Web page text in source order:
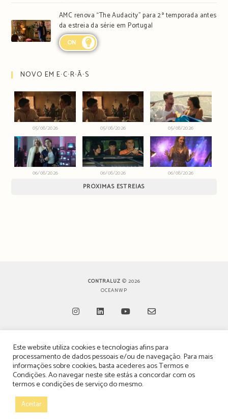
AMC renova “The Audacity” para 2ª temporada antes
da estreia da série em Portugal
ON
NOVO EM E∙C∙R∙Ã∙S
05/08/2026 05/08/2026 05/08/2026
06/08/2026 06/08/2026 06/08/2026
PRÓXIMAS ESTREIAS
CONTRALUZ © 2026
OCEANWP
in
a
new
in
a
new
tab
in
a
new
in
a
new
TERMOS, CONDIÇÕES & POLÍTICA DE PRIVACIDADE
ESTATUTO EDITORIAL
POLÍTICA DE PUBLICIDADE E ANÚNCIOS
Este website utiliza cookies e tecnologias afins para
processamento de dados pessoais e/ou de navegação. Para mais
informações sobre cookies, basta acederes aosTermos e
Condições. Ao navegar neste site estás a concordar com os
termos e condições de serviço do mesmo.
Aceitar